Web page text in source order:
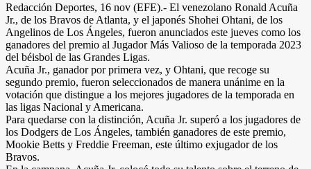
Redacción Deportes, 16 nov (EFE).- El venezolano Ronald Acuña
Jr., de los Bravos de Atlanta, y el japonés Shohei Ohtani, de los
Angelinos de Los Ángeles, fueron anunciados este jueves como los
ganadores del premio al Jugador Más Valioso de la temporada 2023
del béisbol de las Grandes Ligas.
Acuña Jr., ganador por primera vez, y Ohtani, que recoge su
segundo premio, fueron seleccionados de manera unánime en la
votación que distingue a los mejores jugadores de la temporada en
las ligas Nacional y Americana.
Para quedarse con la distinción, Acuña Jr. superó a los jugadores de
los Dodgers de Los Ángeles, también ganadores de este premio,
Mookie Betts y Freddie Freeman, este último exjugador de los
Bravos.